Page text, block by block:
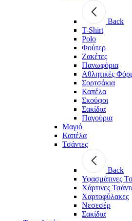
Back
T-Shirt
Polo
Φούτερ
Ζακέτες
Πανωφόρια
Αθλητικές
Σορτσάκια
Καπέλα
Σκούφοι
Σακίδια
Παγούρια
Μαγιό
Καπέλα
Τσάντες
Back
Υφασμάτινες
Χάρτινες
Χαρτοφύλακες
Νεσεσέρ
Σακίδια